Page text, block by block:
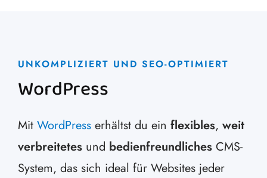
UNKOMPLIZIERT UND SEO-OPTIMIERT
WordPress
Mit WordPress erhältst du ein flexibles, weit
verbreitetes und bedienfreundliches CMS-
System, das sich ideal für Websites jeder